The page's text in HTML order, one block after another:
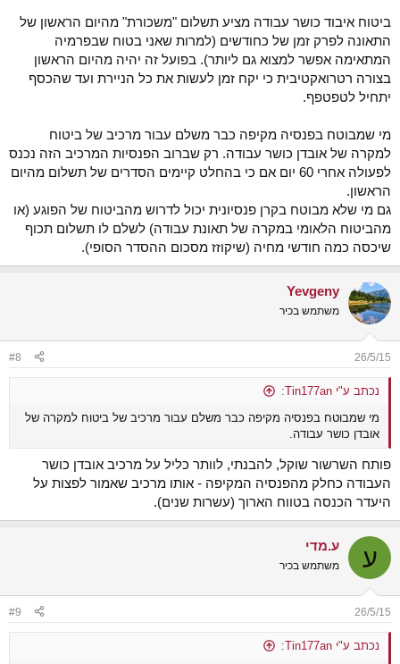
ביטוח איבוד כושר עבודה מציע תשלום "משכורת" מהיום הראשון של
התאונה לפרק זמן של כחודשים (למרות שאני בטוח שבפרמיה
המתאימה אפשר למצוא גם ליותר). בפועל זה יהיה מהיום הראשון
בצורה רטרואקטיבית כי יקח זמן לעשות את כל הניירת ועד שהכסף
יתחיל לטפטפף.
מי שמבוטח בפנסיה מקיפה כבר משלם עבור מרכיב של ביטוח
למקרה של אובדן כושר עבודה. רק שברוב הפנסיות המרכיב הזה נכנס
לפעולה אחרי 60 יום אם כי בהחלט קיימים הסדרים של תשלום מהיום
הראשון.
גם מי שלא מבוטח בקרן פנסיונית יכול לדרוש מהביטוח של הפוגע (או
מהביטוח הלאומי במקרה של תאונת עבודה) לשלם לו תשלום תכוף
שיכסה כמה חודשי מחיה (שיקוזז מסכום ההסדר הסופי).
Yevgeny
משתמש בכיר
26/5/15
#8
נכתב ע"י Tin177an:
מי שמבוטח בפנסיה מקיפה כבר משלם עבור מרכיב של ביטוח למקרה של
אובדן כושר עבודה.
פותח השרשור שוקל, להבנתי, לוותר כליל על מרכיב אובדן כושר
העבודה כחלק מהפנסיה המקיפה - אותו מרכיב שאמור לפצות על
היעדר הכנסה בטווח הארוך (עשרות שנים).
ע ע.מדי
משתמש בכיר
26/5/15
#9
נכתב ע"י Tin177an: